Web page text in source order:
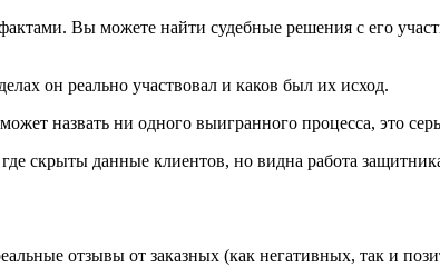
Вы можете найти судебные решения с его
он реально участвовал и каков был их исход.
назвать ни одного выигранного процесса, это
скрыты данные клиентов, но видна работа
отзывы от заказных (как негативных, так и